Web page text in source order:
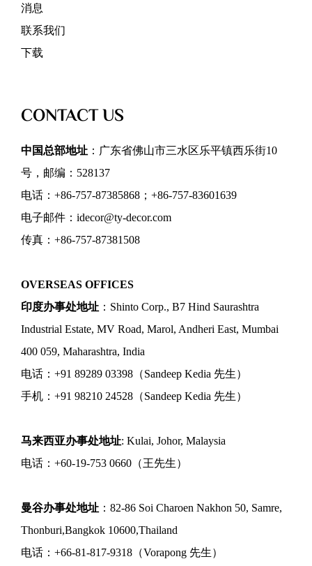
消息
联系我们
下载
CONTACT US
中国总部地址 ：广东省佛山市三水区乐平镇西乐街10
号，邮编：528137
电话：+86-757-87385868；+86-757-83601639
电子邮件：idecor@ty-decor.com
传真：+86-757-87381508
OVERSEAS OFFICES
印度办事处地址 ：Shinto Corp., B7 Hind Saurashtra
Industrial Estate, MV Road, Marol, Andheri East, Mumbai
400 059, Maharashtra, India
电话：+91 89289 03398（Sandeep Kedia 先生）
手机：+91 98210 24528（Sandeep Kedia 先生）
马来西亚办事处地址: Kulai, Johor, Malaysia
电话：+60-19-753 0660（王先生）
曼谷办事处地址 ：82-86 Soi Charoen Nakhon 50, Samre,
Thonburi,Bangkok 10600,Thailand
电话：+66-81-817-9318（Vorapong 先生）